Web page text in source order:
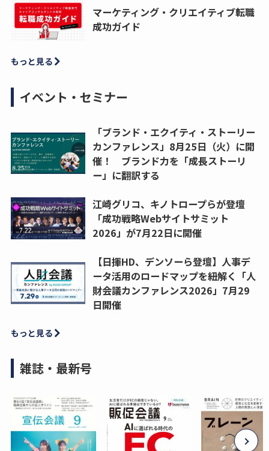
マーケティング・クリエイティブ転職
成功ガイド
もっと見る
イベント・セミナー
「ブランド・エクイティ・ストーリー
カンファレンス」8月25日（火）に開
催！ ブランド力を「成長ストーリ
ー」に翻訳する
江崎グリコ、キノトロープらが登壇
「成功戦略Webサイトサミット
2026」が7月22日に開催
【日揮HD、デンソーら登壇】人事デ
ータ活用のロードマップを紐解く「人
財会議カンファレンス2026」7月29
日開催
もっと見る
雑誌・最新号